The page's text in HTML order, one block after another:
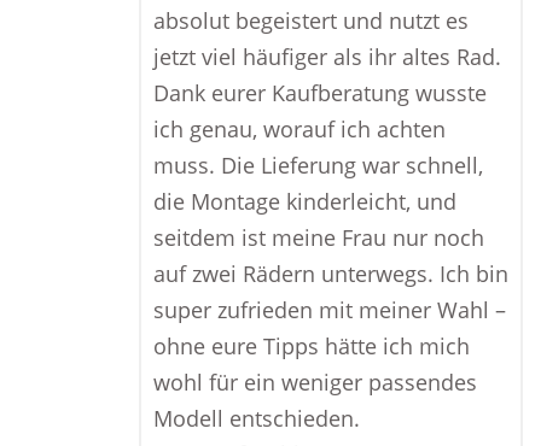
absolut begeistert und nutzt es
jetzt viel häufiger als ihr altes Rad.
Dank eurer Kaufberatung wusste
ich genau, worauf ich achten
muss. Die Lieferung war schnell,
die Montage kinderleicht, und
seitdem ist meine Frau nur noch
auf zwei Rädern unterwegs. Ich bin
super zufrieden mit meiner Wahl –
ohne eure Tipps hätte ich mich
wohl für ein weniger passendes
Modell entschieden.